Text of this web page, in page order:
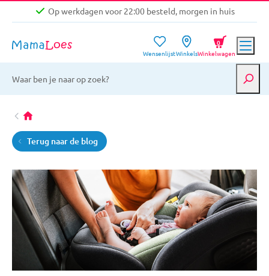
Op werkdagen voor 22:00 besteld, morgen in huis
Gratis verzending vanaf €39,-
Op werkdagen voor 22:00 besteld, morgen in huis
WensenlijstWinkelsWinkelwagen
0
Terug naar de blog